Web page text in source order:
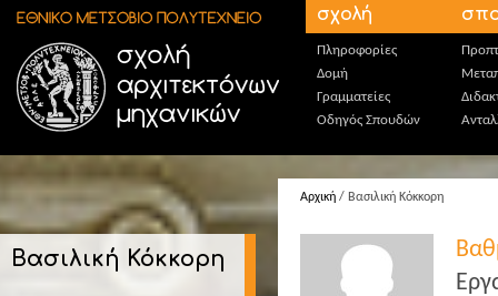
Παράκαμψη προς το κυρίως περιεχόμενο σχολή
Πληροφορίες
Δομή
Γραμματείες
Οδηγός Σπουδών
Βασιλική Κόκκορη
Αρχική / Βασιλική Κόκκορη